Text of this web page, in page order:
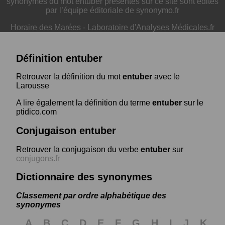
par l’équipe éditoriale de synonymo.fr
Horaire des Marées - Laboratoire d'Analyses Médicales.fr
Définition entuber
Retrouver la définition du motentuber avec le
Larousse
A lire également la définition du terme entuber sur le
ptidico.com
Conjugaison entuber
Retrouver la conjugaison du verbe entuber sur
conjugons.fr
Dictionnaire des synonymes
Classement par ordre alphabétique des
synonymes